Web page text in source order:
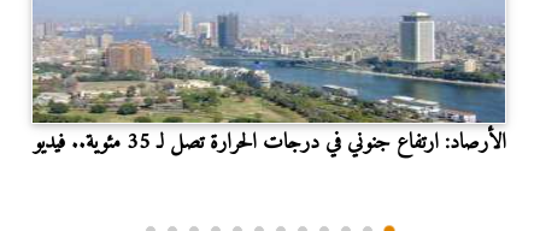
الأرصاد: ارتفاع جنوني في درجات الحرارة تصل لـ 35 مئوية.. فيديو